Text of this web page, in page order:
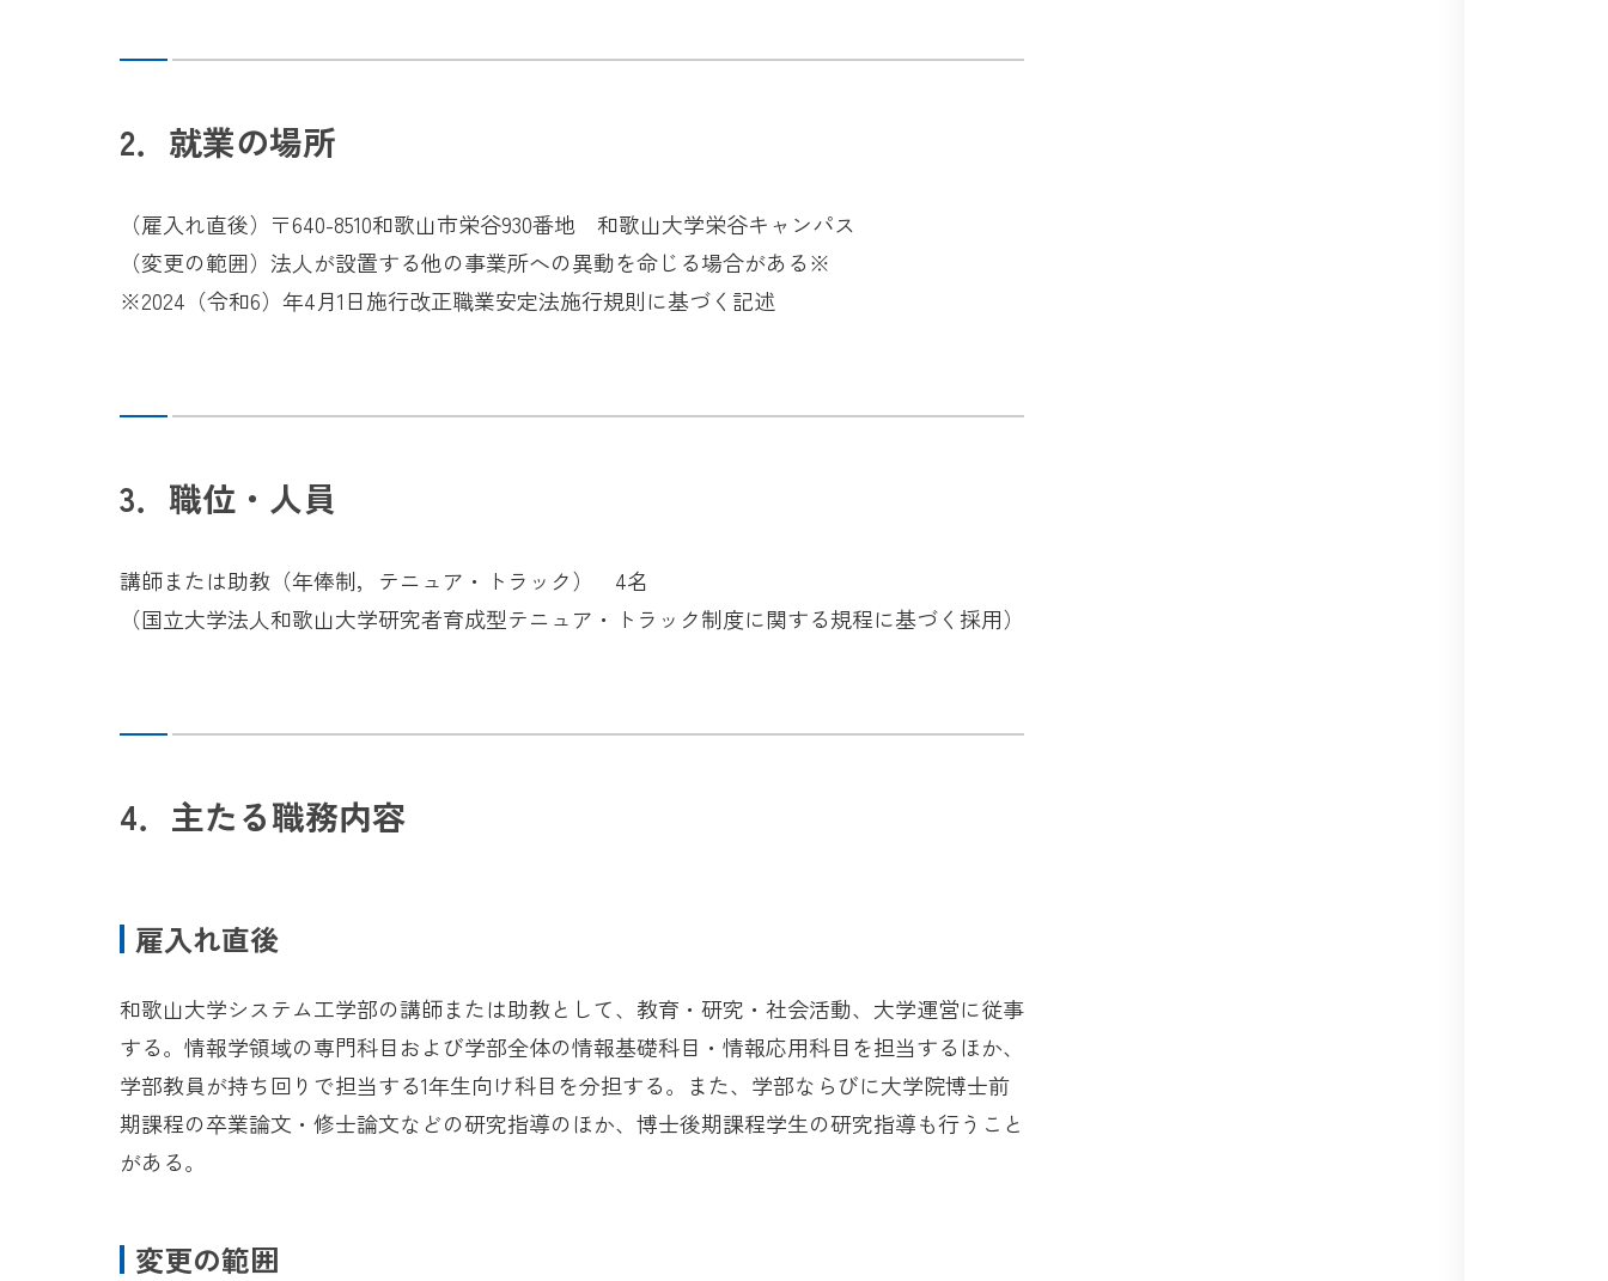
2．就業の場所
（雇入れ直後）〒640-8510和歌山市栄谷930番地 和歌山大学栄谷キャンパス
（変更の範囲）法人が設置する他の事業所への異動を命じる場合がある※
※2024（令和6）年4月1日施行改正職業安定法施行規則に基づく記述
3．職位・人員
講師または助教（年俸制，テニュア・トラック） 4名
（国立大学法人和歌山大学研究者育成型テニュア・トラック制度に関する規程に基づく採用）
4．主たる職務内容
雇入れ直後
和歌山大学システム工学部の講師または助教として、教育・研究・社会活動、大学運営に従事
する。情報学領域の専門科目および学部全体の情報基礎科目・情報応用科目を担当するほか、
学部教員が持ち回りで担当する1年生向け科目を分担する。また、学部ならびに大学院博士前
期課程の卒業論文・修士論文などの研究指導のほか、博士後期課程学生の研究指導も行うこと
がある。
変更の範囲